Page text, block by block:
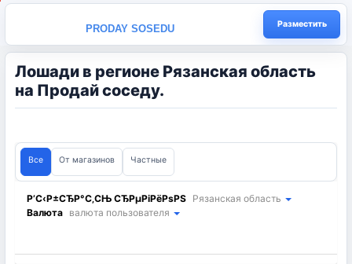
PRODAY SOSEDU Разместить
Лошади в регионе Рязанская область
на Продай соседу.
Все От магазинов Частные
Р’С‹Р±СЂР°С‚СЊ СЂРµРіРёРѕРЅ Рязанская область
Валюта валюта пользователя